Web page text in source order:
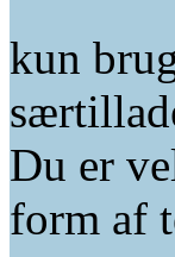
kun
Du er
form af